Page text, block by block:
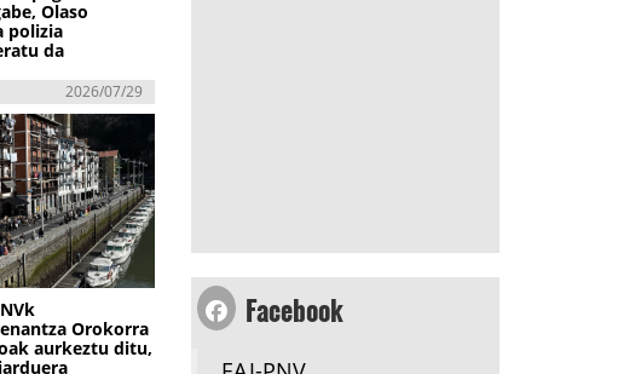
Olaso
polizia
da
2026/07/29
Orokorra
aurkeztu ditu,
Facebook